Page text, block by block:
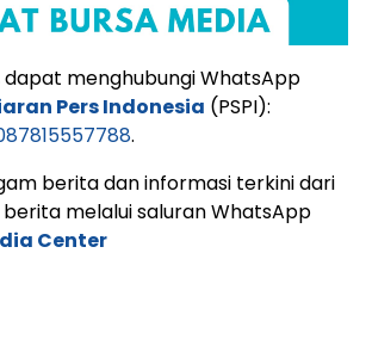
dapat menghubungi WhatsApp
Pers Indonesia (PSPI):
.
berita dan informasi terkini dari
melalui saluran WhatsApp
Center